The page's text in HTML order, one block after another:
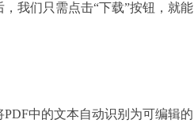
我们只需点击“下载”按钮，就能
中的文本自动识别为可编辑的